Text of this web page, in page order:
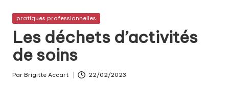
l'i
n
fi
r
m
Posted
pratiques professionnelles
Les déchets d’activités
de soins
Posted
Par Brigitte Accart 22/02/2023